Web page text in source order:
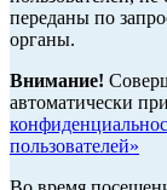
переданы по
органы.
Внимание!
автоматически
пользователей»